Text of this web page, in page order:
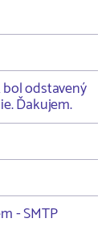
odstavený
Ďakujem.
- SMTP